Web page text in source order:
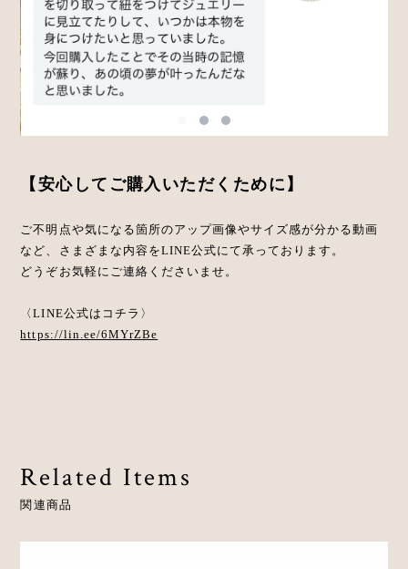
【安心してご購入いただくために】
ご不明点や気になる箇所のアップ画像やサイズ感が分かる動画
など、さまざまな内容をLINE公式にて承っております。
どうぞお気軽にご連絡くださいませ。
〈LINE公式はコチラ〉
https://lin.ee/6MYrZBe
Related Items
関連商品